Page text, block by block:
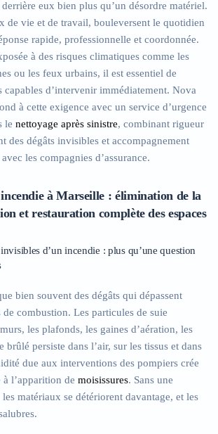
eux bien plus qu’un désordre matériel.
de vie et de travail, bouleversent le quotidien
rapide, professionnelle et coordonnée.
à des risques climatiques comme les
ou les feux urbains, il est essentiel de
capables d’intervenir immédiatement. Nova
à cette exigence avec un service d’urgence
le nettoyage après sinistre, combinant rigueur
des dégâts invisibles et accompagnement
les compagnies d’assurance.
à Marseille : élimination de la
et restauration complète des espaces
d’un incendie : plus qu’une question
bien souvent des dégâts qui dépassent
de combustion. Les particules de suie
les plafonds, les gaines d’aération, les
brûlé persiste dans l’air, sur les tissus et dans
due aux interventions des pompiers crée
l’apparition de moisissures. Sans une
matériaux se détériorent davantage, et les